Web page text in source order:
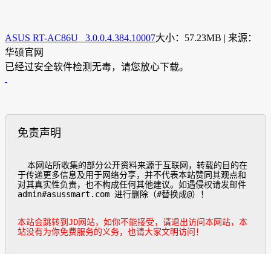
ASUS RT-AC86U 3.0.0.4.384.10007大小：57.23MB | 来源：
华硕官网
已经过安全软件检测无毒，请您放心下载。
免责声明
于传递更多信息及用于网络分享，并不代表本站赞同其观点和
对其真实性负责，也不构成任何其他建议。如遇侵权请发邮件
admin#asussmart.com 进行删除（#替换成@）！
本站会跳转到JD网站，如你不能接受，请退出访问本网站，本
站没有为你免费服务的义务，也请大家文明访问！